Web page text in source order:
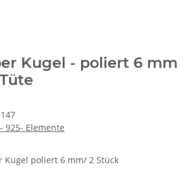
Kugel - poliert 6 mm
925- Elemente
Kugel poliert 6 mm/ 2 Stück